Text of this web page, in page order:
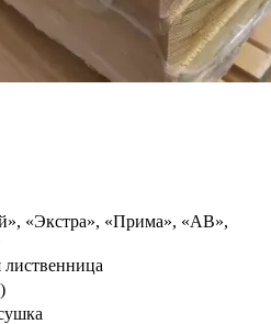
«Экстра», «Прима», «АВ»,